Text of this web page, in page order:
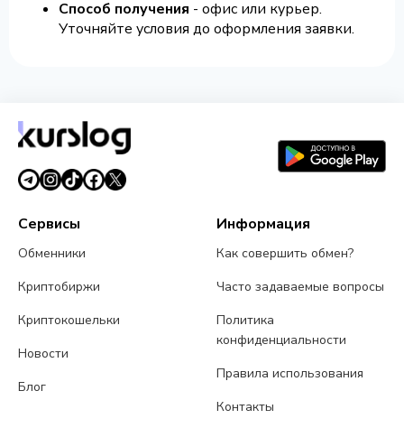
Способ получения - офис или курьер.
Уточняйте условия до оформления заявки.
Сервисы
Обменники
Криптобиржи
Криптокошельки
Новости
Блог
Информация
Как совершить обмен?
Часто задаваемые вопросы
Политика
конфиденциальности
Правила использования
Контакты